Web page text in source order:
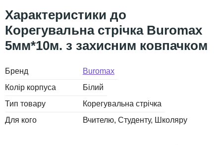
Корегувальна стрічка Buromax
5мм*10м. з захисним ковпачком
Бренд
Buromax
Колір корпуса
Білий
Тип товару
Корегувальна стрічка
Для кого
Вчителю Студенту Школяру